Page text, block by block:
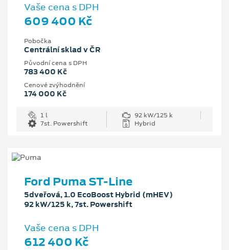
Vaše cena s DPH
609 400 Kč
Pobočka
Centrální sklad v ČR
Původní cena s DPH
783 400 Kč
Cenové zvýhodnění
174 000 Kč
1 l
92 kW/125 k
7st. Powershift
Hybrid
Ford Puma ST-Line
5dveřová, 1.0 EcoBoost Hybrid (mHEV)
92 kW/125 k, 7st. Powershift
Vaše cena s DPH
612 400 Kč